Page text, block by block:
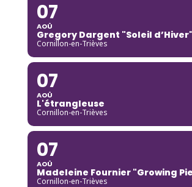
07
AOÛ
Gregory Dargent "Soleil d’Hiver"
Cornillon-en-Trièves
07
AOÛ
L'étrangleuse
Cornillon-en-Trièves
07
AOÛ
Madeleine Fournier "Growing
Cornillon-en-Trièves